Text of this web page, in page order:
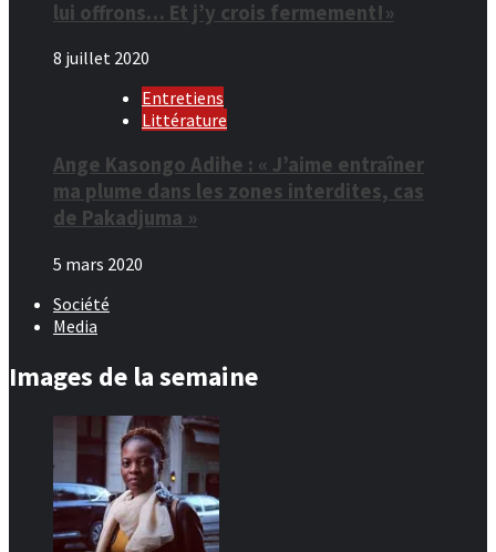
lui offrons… Et j’y crois fermement!»
8 juillet 2020
Entretiens
Littérature
Ange Kasongo Adihe : « J’aime entraîner
ma plume dans les zones interdites, cas
de Pakadjuma »
5 mars 2020
Société
Media
Images de la semaine